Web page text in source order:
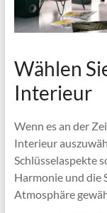
Wählen
Interieur
Wenn es an der
Interieur
Schlüsselaspekte
Harmonie und die
Atmosphäre